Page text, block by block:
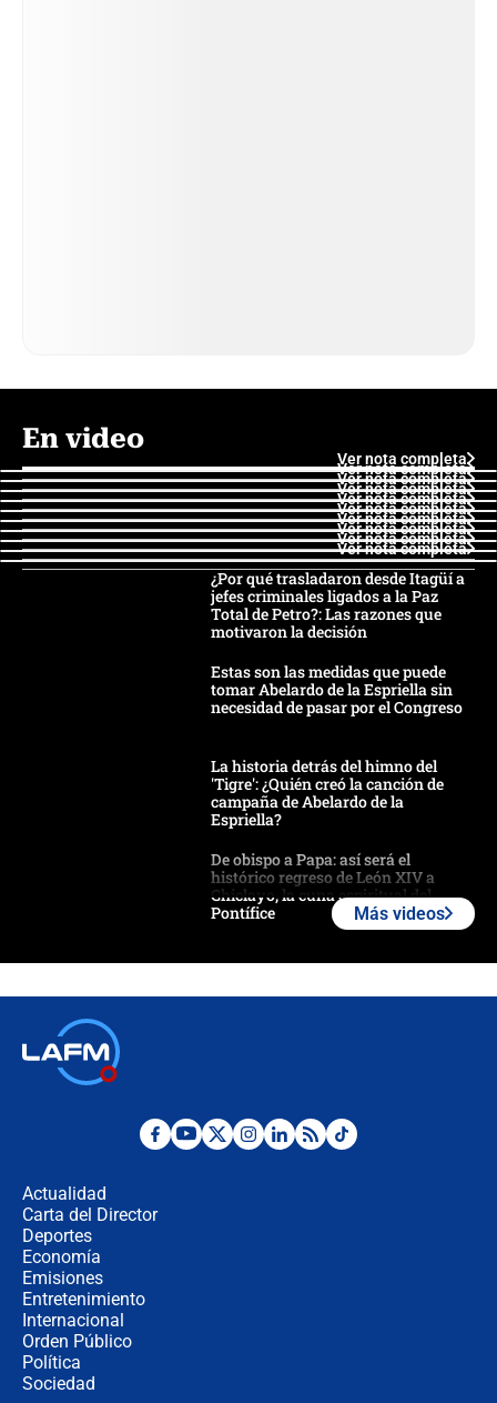
En video
Ver nota completa
Ver nota completa
Ver nota completa
Ver nota completa
Ver nota completa
Ver nota completa
Ver nota completa
Ver nota completa
Ver nota completa
Ver nota completa
¿Por qué trasladaron desde Itagüí a
jefes criminales ligados a la Paz
Total de Petro?: Las razones que
motivaron la decisión
Estas son las medidas que puede
tomar Abelardo de la Espriella sin
necesidad de pasar por el Congreso
La historia detrás del himno del
'Tigre': ¿Quién creó la canción de
campaña de Abelardo de la
Espriella?
De obispo a Papa: así será el
histórico regreso de León XIV a
Chiclayo, la cuna espiritual del
Pontífice
¿La posesión de Abelardo De la
Más videos
Actualidad
Carta del Director
Deportes
Economía
Emisiones
Entretenimiento
Internacional
Orden Público
Política
Sociedad